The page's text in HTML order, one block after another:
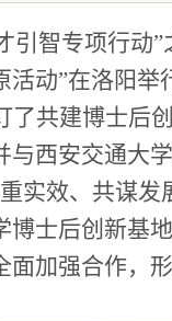
引智专项行动
动”在洛阳举
共建博士后
西安交通大学
实效、共谋发
士后创新基
加强合作，